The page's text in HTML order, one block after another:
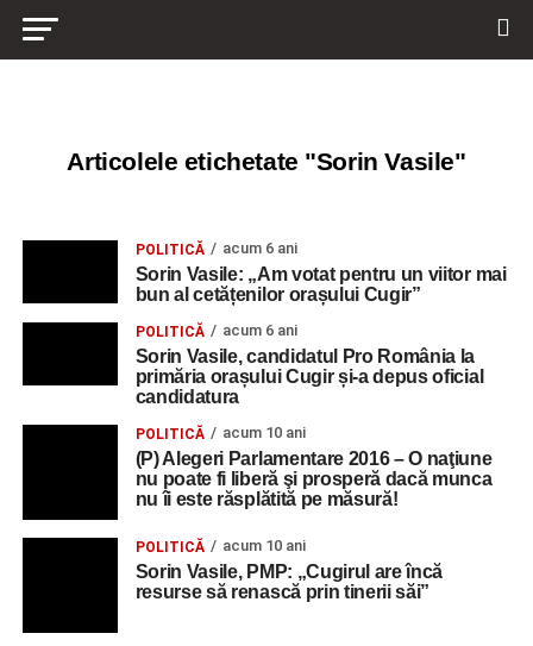
Articolele etichetate "Sorin Vasile"
POLITICĂ acum 6 ani
Sorin Vasile: „Am votat pentru un viitor mai
bun al cetățenilor orașului Cugir”
POLITICĂ acum 6 ani
Sorin Vasile, candidatul Pro România la
primăria orașului Cugir și-a depus oficial
candidatura
POLITICĂ acum 10 ani
(P) Alegeri Parlamentare 2016 – O naţiune
nu poate fi liberă şi prosperă dacă munca
nu îi este răsplătită pe măsură!
POLITICĂ acum 10 ani
Sorin Vasile, PMP: „Cugirul are încă
resurse să renască prin tinerii săi”